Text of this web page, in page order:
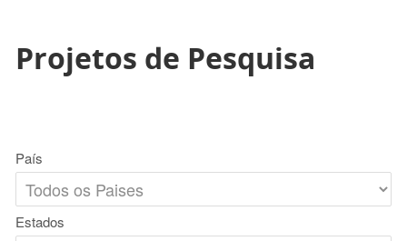
Projetos de Pesquisa
País
Estados